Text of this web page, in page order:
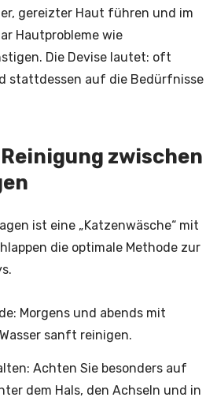
gereizter Haut führen und im
Hautprobleme wie
Die Devise lautet: oft
stattdessen auf die Bedürfnisse
zwischen
ist eine „Katzenwäsche“ mit
die optimale Methode zur
Morgens und abends mit
sanft reinigen.
Achten Sie besonders auf
dem Hals, den Achseln und in